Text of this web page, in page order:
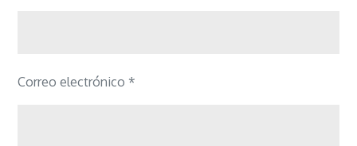
Correo electrónico *